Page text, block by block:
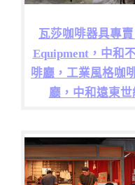
瓦莎咖啡器具專賣
Equipment，中和
啡廳，工業風格咖
廳，中和遠東